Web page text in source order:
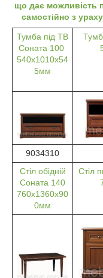
що дає можливість
самостійно з
Тумба під ТВ
Соната 100
540х1010х54
5мм
9034310
Стіл обідній
Соната 140
760х1360х90
0мм
Стіл